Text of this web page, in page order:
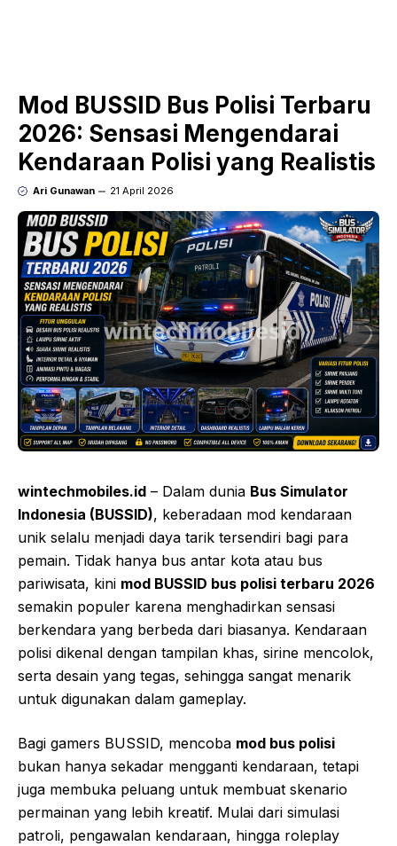
Mod BUSSID Bus Polisi Terbaru
2026: Sensasi Mengendarai
Kendaraan Polisi yang Realistis
Ari Gunawan 21 April 2026
wintechmobiles.id – Dalam dunia Bus Simulator
Indonesia (BUSSID), keberadaan mod kendaraan
unik selalu menjadi daya tarik tersendiri bagi para
pemain. Tidak hanya bus antar kota atau bus
pariwisata, kini mod BUSSID bus polisi terbaru 2026
semakin populer karena menghadirkan sensasi
berkendara yang berbeda dari biasanya. Kendaraan
polisi dikenal dengan tampilan khas, sirine mencolok,
serta desain yang tegas, sehingga sangat menarik
untuk digunakan dalam gameplay.
Bagi gamers BUSSID, mencoba mod bus polisi
bukan hanya sekadar mengganti kendaraan, tetapi
juga membuka peluang untuk membuat skenario
permainan yang lebih kreatif. Mulai dari simulasi
patroli, pengawalan kendaraan, hingga roleplay